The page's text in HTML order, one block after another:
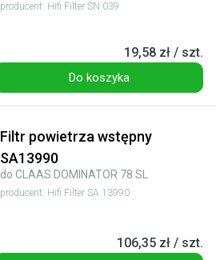
producent: Hifi Filter SN 039
19,58 zł / szt.
Do koszyka
Filtr powietrza wstępny
SA13990
do CLAAS DOMINATOR 78 SL
producent: Hifi Filter SA 13990
106,35 zł / szt.